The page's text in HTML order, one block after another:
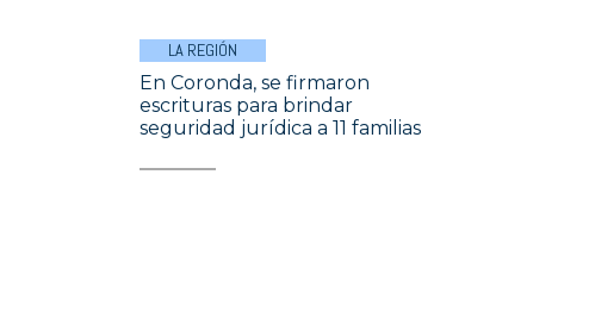
LA REGIÓN
En Coronda, se firmaron
escrituras para brindar
seguridad jurídica a 11 familias